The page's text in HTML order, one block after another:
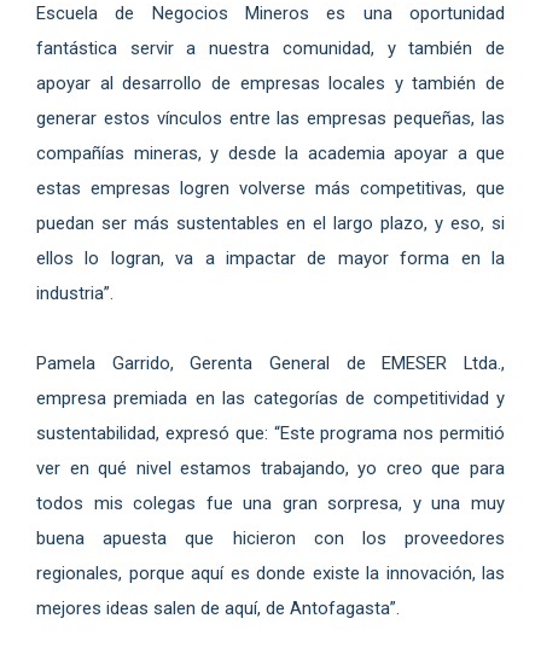
Escuela de Negocios Mineros es una oportunidad
fantástica servir a nuestra comunidad, y también de
apoyar al desarrollo de empresas locales y también de
generar estos vínculos entre las empresas pequeñas, las
compañías mineras, y desde la academia apoyar a que
estas empresas logren volverse más competitivas, que
puedan ser más sustentables en el largo plazo, y eso, si
ellos lo logran, va a impactar de mayor forma en la
industria”.
Pamela Garrido, Gerenta General de EMESER Ltda.,
empresa premiada en las categorías de competitividad y
sustentabilidad, expresó que: “Este programa nos permitió
ver en qué nivel estamos trabajando, yo creo que para
todos mis colegas fue una gran sorpresa, y una muy
buena apuesta que hicieron con los proveedores
regionales, porque aquí es donde existe la innovación, las
mejores ideas salen de aquí, de Antofagasta”.